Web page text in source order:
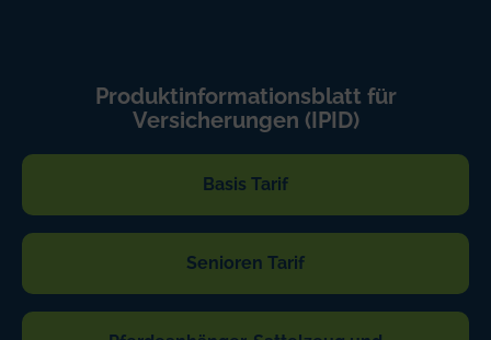
Produktinformationsblatt für
Versicherungen (IPID)
Basis Tarif
Senioren Tarif